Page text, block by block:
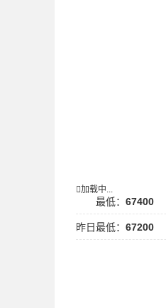
加载中...
最低： 67400
昨日最低： 67200